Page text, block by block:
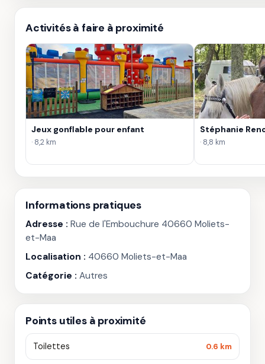
Activités à faire à proximité
Jeux gonflable pour enfant
· 8,2 km
Stéphanie
· 8,8 km
Informations pratiques
Adresse : Rue de l'Embouchure 40660 Moliets-
et-Maa
Localisation : 40660 Moliets-et-Maa
Catégorie : Autres
Points utiles à proximité
Toilettes 0.6 km